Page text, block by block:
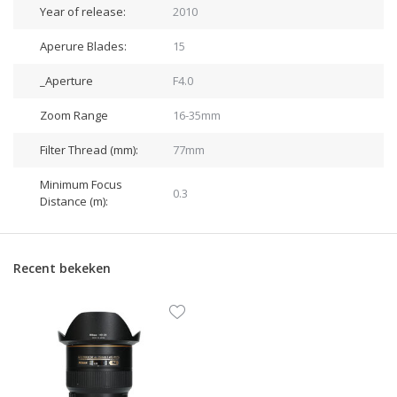
Year of release: 2010
Aperure Blades: 15
_Aperture F4.0
Zoom Range 16-35mm
Filter Thread (mm): 77mm
Minimum Focus
Distance (m):
0.3
Recent bekeken